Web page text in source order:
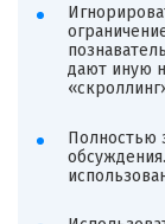
дают иную
Полностью